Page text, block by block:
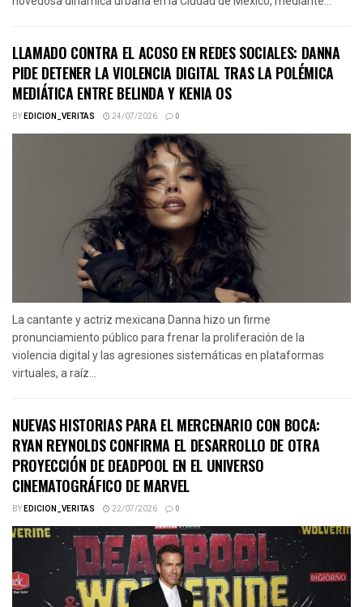
LLAMADO CONTRA EL ACOSO EN REDES SOCIALES: DANNA
PIDE DETENER LA VIOLENCIA DIGITAL TRAS LA POLÉMICA
MEDIÁTICA ENTRE BELINDA Y KENIA OS
BYEDICION_VERITAS 24/07/2026 0
La cantante y actriz mexicana Danna hizo un firme
pronunciamiento público para frenar la proliferación de la
violencia digital y las agresiones sistemáticas en plataformas
virtuales, a raíz...
NUEVAS HISTORIAS PARA EL MERCENARIO CON BOCA:
RYAN REYNOLDS CONFIRMA EL DESARROLLO DE OTRA
PROYECCIÓN DE DEADPOOL EN EL UNIVERSO
CINEMATOGRÁFICO DE MARVEL
BYEDICION_VERITAS 22/07/2026 0